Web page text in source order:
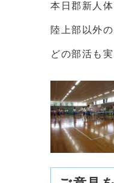
本日郡新人
陸上部以外
どの部活も